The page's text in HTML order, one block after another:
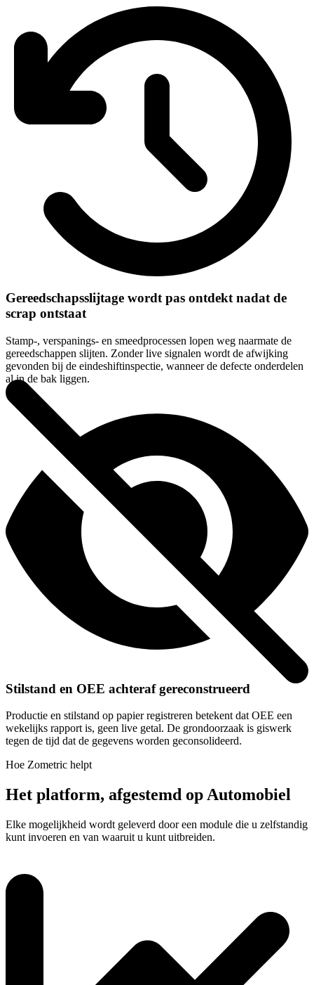
Gereedschapsslijtage wordt pas ontdekt nadat de
scrap ontstaat
Stamp-, verspanings- en smeedprocessen lopen weg naarmate de
gereedschappen slijten. Zonder live signalen wordt de afwijking
gevonden bij de eindeshiftinspectie, wanneer de defecte onderdelen
al in de bak liggen.
Stilstand en OEE achteraf gereconstrueerd
Productie en stilstand op papier registreren betekent dat OEE een
wekelijks rapport is, geen live getal. De grondoorzaak is giswerk
tegen de tijd dat de gegevens worden geconsolideerd.
Hoe Zometric helpt
Het platform, afgestemd op Automobiel
Elke mogelijkheid wordt geleverd door een module die u zelfstandig
kunt invoeren en van waaruit u kunt uitbreiden.